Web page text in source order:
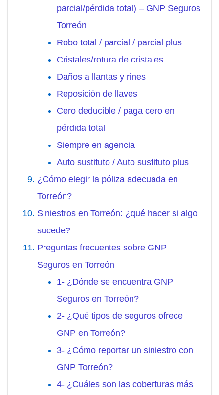
parcial/pérdida total) – GNP Seguros
Torreón
Robo total / parcial / parcial plus
Cristales/rotura de cristales
Daños a llantas y rines
Reposición de llaves
Cero deducible / paga cero en
pérdida total
Siempre en agencia
Auto sustituto / Auto sustituto plus
¿Cómo elegir la póliza adecuada en
Torreón?
Siniestros en Torreón: ¿qué hacer si algo
sucede?
Preguntas frecuentes sobre GNP
Seguros en Torreón
1- ¿Dónde se encuentra GNP
Seguros en Torreón?
2- ¿Qué tipos de seguros ofrece
GNP en Torreón?
3- ¿Cómo reportar un siniestro con
GNP Torreón?
4- ¿Cuáles son las coberturas más